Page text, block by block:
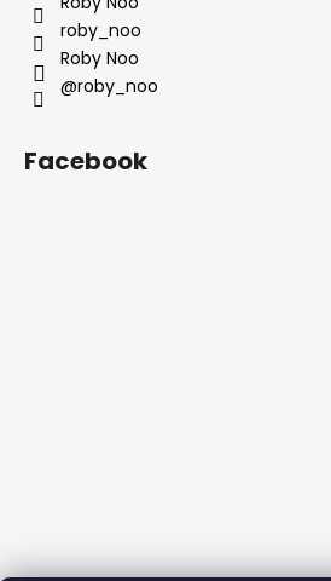
roby_noo
Roby Noo
@roby_noo
Facebook